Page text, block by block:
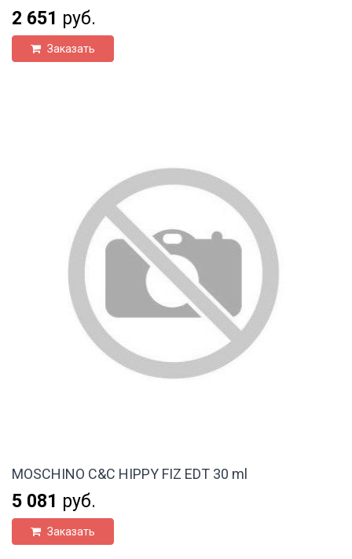
2 651 руб.
Заказать
MOSCHINO C&C HIPPY FIZ EDT 30 ml
5 081 руб.
Заказать